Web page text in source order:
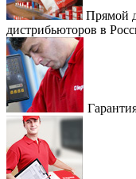
Прямой
дистрибьюторов в